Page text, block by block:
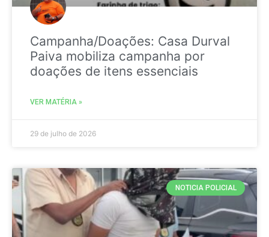
Campanha/Doações: Casa Durval
Paiva mobiliza campanha por
doações de itens essenciais
VER MATÉRIA »
29 de julho de 2026
NOTICIA POLICIAL